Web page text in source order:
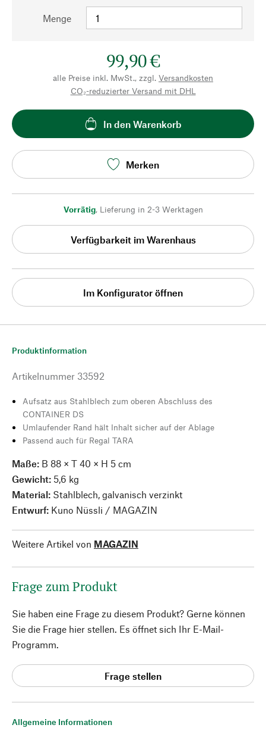
Menge
99,90 €
alle Preise inkl. MwSt., zzgl. Versandkosten
CO₂-reduzierter Versand mit DHL
In den Warenkorb
Merken
Vorrätig, Lieferung in 2-3 Werktagen
Verfügbarkeit im Warenhaus
Im Konfigurator öffnen
Allgemeine Informationen
Produktinformation
Artikelnummer 33592
Aufsatz aus Stahlblech zum oberen Abschluss des
CONTAINER DS
Umlaufender Rand hält Inhalt sicher auf der Ablage
Passend auch für Regal TARA
Maße: B 88 × T 40 × H 5 cm
Gewicht: 5,6 kg
Material: Stahlblech, galvanisch verzinkt
Entwurf: Kuno Nüssli / MAGAZIN
Weitere Artikel von MAGAZIN
Frage zum Produkt
Sie haben eine Frage zu diesem Produkt? Gerne können
Sie die Frage hier stellen. Es öffnet sich Ihr E-Mail-
Programm.
Frage stellen